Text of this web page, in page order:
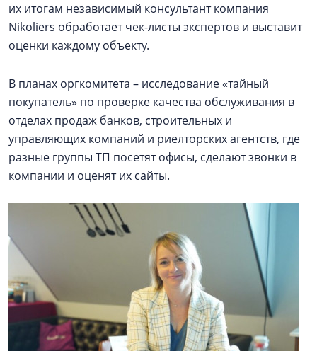
их итогам независимый консультант компания
Nikoliers обработает чек-листы экспертов и выставит
оценки каждому объекту.
В планах оргкомитета – исследование «тайный
покупатель» по проверке качества обслуживания в
отделах продаж банков, строительных и
управляющих компаний и риелторских агентств, где
разные группы ТП посетят офисы, сделают звонки в
компании и оценят их сайты.